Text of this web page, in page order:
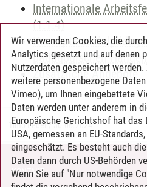
Internationale
(1.1.4)
Konzepte
pädagogischen
Zusätzliche Angebote
Timo Leder/30.06.2024
KONTAKT
Wir verwenden Cookies, die
Analytics gesetzt und auf denen
Nutzerdaten gespeichert
weitere personenbezogene
Vimeo), um Ihnen eingebettete
Daten werden unter anderem in
Europäische Gerichtshof hat das
USA, gemessen an EU-
eingeschätzt. Es besteht auch
Daten dann durch US-Behörden
Wenn Sie auf "Nur notwendige